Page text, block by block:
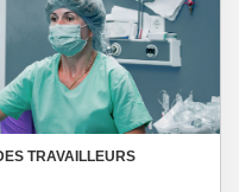
TRAVAILLEURS